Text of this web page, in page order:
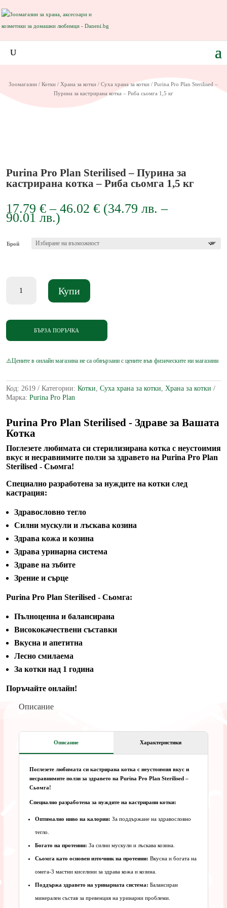
Зоомагазин /Котки / Храна за котки /Суха храна за котки / Purina Pro Plan Sterilised –
Пурина за кастрирана котка – Риба сьомга 1,5 кг
Purina Pro Plan Sterilised – Пурина за
кастрирана котка – Риба сьомга 1,5 кг
17.79 € – 46.02 €Price
range:
46.02 €
(34.79 лв. –
90.01 лв.)
Брой
кастрирана
-
Риба
сьомга
кг
Купи
БЪРЗА ПОРЪЧКА
Код: 2619 Категории: Котки, Суха храна за котки, Храна за котки
Марка: Purina Pro Plan
Purina Pro Plan Sterilised - Здраве за Вашата
Котка
Поглезете любимата си стерилизирана котка с неустоимия
вкус и несравнимите ползи за здравето на Purina Pro Plan
Sterilised - Сьомга!
Специално разработена за нуждите на котки след
кастрация:
Здравословно тегло
Силни мускули и лъскава козина
Здрава кожа и козина
Здрава уринарна система
Здраве на зъбите
Зрение и сърце
Purina Pro Plan Sterilised - Сьомга:
Пълноценна и балансирана
Висококачествени съставки
Вкусна и апетитна
Лесно смилаема
За котки над 1 година
Поръчайте онлайн!
Описание
Описание Характеристики
Поглезете любимата си кастрирана котка с неустоимия вкус и
несравнимите ползи за здравето на Purina Pro Plan Sterilised –
Сьомга!
Специално разработена за нуждите на кастрирани котки:
Оптимално ниво на калории: За поддържане на здравословно
тегло.
Богато на протеини: За силни мускули и лъскава козина.
Сьомга като основен източник на протеини: Вкусна и богата на
омега-3 мастни киселини за здрава кожа и козина.
Поддържа здравето на уринарната система: Балансиран
минерален състав за превенция на уринарни проблеми.